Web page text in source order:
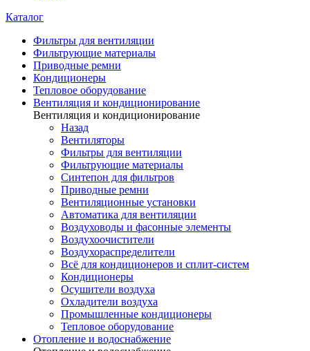
Каталог
Фильтры для вентиляции
Фильтрующие материалы
Приводные ремни
Кондиционеры
Тепловое оборудование
Вентиляция и кондиционирование
Вентиляция и кондиционирование
Назад
Вентиляторы
Фильтры для вентиляции
Фильтрующие материалы
Синтепон для фильтров
Приводные ремни
Вентиляционные установки
Автоматика для вентиляции
Воздуховоды и фасонные элементы
Воздухоочистители
Воздухораспределители
Всё для кондиционеров и сплит-систем
Кондиционеры
Осушители воздуха
Охладители воздуха
Промышленные кондиционеры
Тепловое оборудование
Отопление и водоснабжение